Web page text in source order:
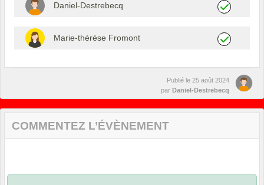
Daniel-Destrebecq
Marie-thérèse Fromont
Publié le 25 août 2024
par Daniel-Destrebecq
COMMENTEZ L’ÉVÈNEMENT